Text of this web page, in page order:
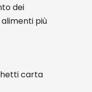
dei
più
carta